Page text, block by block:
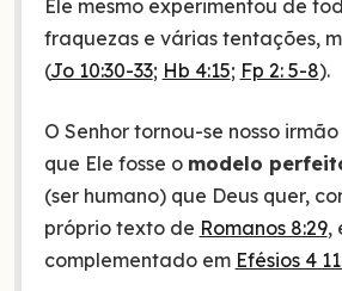
Ele mesmo experimentou de
fraquezas e várias tentações,
(Jo 10:30-33; Hb 4:15; Fp 2: 5-8).
O Senhor tornou-se nosso
que Ele fosse o modelo
(ser humano) que Deus quer,
próprio texto de Romanos 8:29,
complementado em Efésios 4